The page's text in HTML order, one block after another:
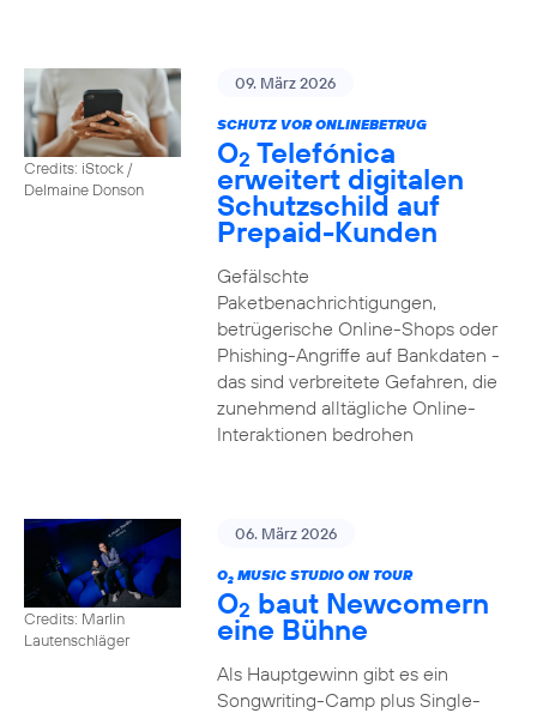
Credits: iStock /
Delmaine Donson
09. März 2026
SCHUTZ VOR ONLINEBETRUG
O2 Telefónica
erweitert digitalen
Schutzschild auf
Prepaid-Kunden
Gefälschte
Paketbenachrichtigungen,
betrügerische Online-Shops oder
Phishing-Angriffe auf Bankdaten -
das sind verbreitete Gefahren, die
zunehmend alltägliche Online-
Interaktionen bedrohen
Credits: Marlin
Lautenschläger
06. März 2026
O2MUSIC STUDIO ON TOUR
O2 baut Newcomern
eine Bühne
Als Hauptgewinn gibt es ein
Songwriting-Camp plus Single-